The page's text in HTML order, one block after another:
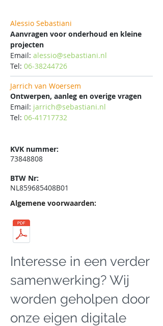
Alessio Sebastiani
​Aanvragen voor onderhoud en kleine
projecten
Email: alessio@sebastiani.nl
Tel: 06-38244726
Jarrich van Woersem
Ontwerpen, aanleg en overige vragen
Email: jarrich@sebastiani.nl
Tel: 06-41717732
​KVK nummer:
73848808
BTW Nr:
NL859685408B01
Algemene voorwaarden:
Interesse in een verder
samenwerking? Wij
worden geholpen door
onze eigen digitale